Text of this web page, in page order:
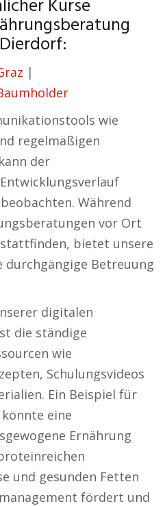
Kurse
|
wie
regelmäßigen
der
Während
vor Ort
bietet unsere
Betreuung
digitalen
die ständige
wie
Schulungsvideos
Ein Beispiel für
eine
Ernährung
und gesunden Fetten
fördert und